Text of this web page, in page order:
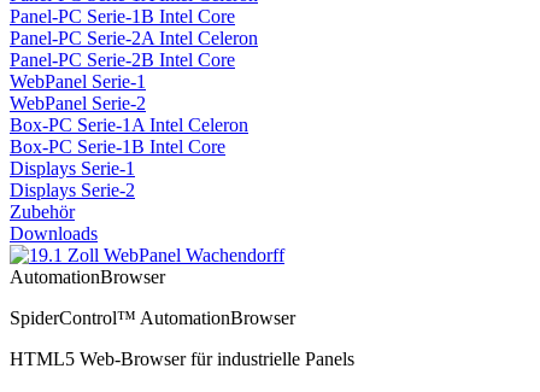
Panel-PC Serie-1B Intel Core
Panel-PC Serie-2A Intel Celeron
Panel-PC Serie-2B Intel Core
WebPanel Serie-1
WebPanel Serie-2
Box-PC Serie-1A Intel Celeron
Box-PC Serie-1B Intel Core
Displays Serie-1
Displays Serie-2
Zubehör
Downloads
AutomationBrowser
SpiderControl™ AutomationBrowser
HTML5 Web-Browser für industrielle Panels